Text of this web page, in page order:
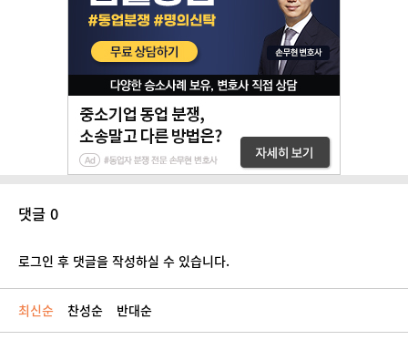
댓글 0
로그인 후 댓글을 작성하실 수 있습니다.
최신순 찬성순 반대순